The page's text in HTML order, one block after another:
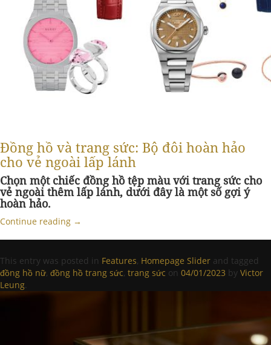
Đồng hồ và trang sức: Bộ đôi hoàn hảo
cho vẻ ngoài lấp lánh
Chọn một chiếc đồng hồ tệp màu với trang sức cho
vẻ ngoài thêm lấp lánh, dưới đây là một số gợi ý
hoàn hảo.
Continue reading →
This entry was posted in Features, Homepage Slider and tagged
đồng hồ nữ, đồng hồ trang sức, trang sức on 04/01/2023 by Victor
Leung.